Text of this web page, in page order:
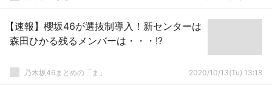
【速報】櫻坂46が選抜制導入！新センターは
森田ひかる残るメンバーは・・・!?
乃木坂46まとめの「ま」 2020/10/13(Tu) 13:18